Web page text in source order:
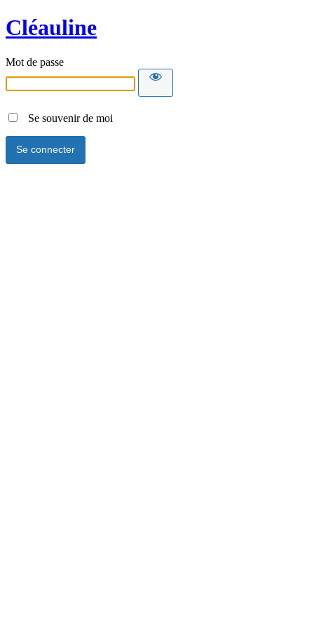
Cléauline
Mot de passe
Se souvenir de moi